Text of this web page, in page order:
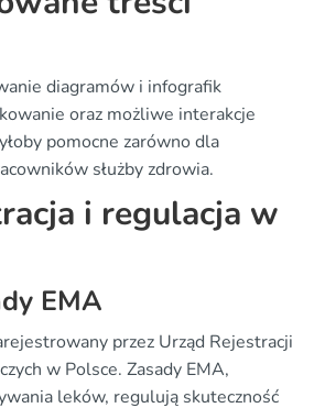
diagramów i infografik
oraz możliwe interakcje
pomocne zarówno dla
służby zdrowia.
i regulacja w
EMA
przez Urząd Rejestracji
w Polsce. Zasady EMA,
leków, regulują skuteczność